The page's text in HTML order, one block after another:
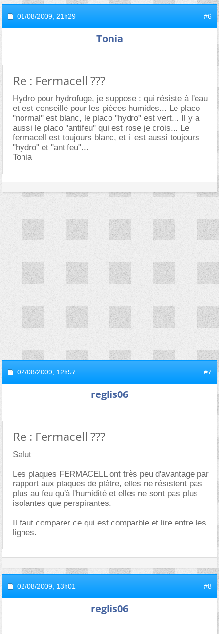
01/08/2009, 21h29 #6
Tonia
Re : Fermacell ???
Hydro pour hydrofuge, je suppose : qui résiste à l'eau
et est conseillé pour les pièces humides... Le placo
"normal" est blanc, le placo "hydro" est vert... Il y a
aussi le placo "antifeu" qui est rose je crois... Le
fermacell est toujours blanc, et il est aussi toujours
"hydro" et "antifeu"...
Tonia
02/08/2009, 12h57 #7
reglis06
Re : Fermacell ???
Salut
Les plaques FERMACELL ont très peu d'avantage par
rapport aux plaques de plâtre, elles ne résistent pas
plus au feu qu'à l'humidité et elles ne sont pas plus
isolantes que perspirantes.
Il faut comparer ce qui est comparble et lire entre les
lignes.
02/08/2009, 13h01 #8
reglis06